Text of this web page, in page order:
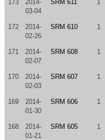
173
2014-
03-04
SRM 611 1
172
2014-
02-26
SRM 610 1
171
2014-
02-07
SRM 608 1
170
2014-
02-03
SRM 607 1
169
2014-
01-30
SRM 606 1
168
2014-
01-21
SRM 605 1